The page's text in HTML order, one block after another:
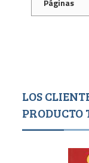
Páginas
LOS